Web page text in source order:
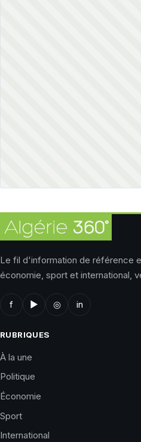
Le fil d'information de référence
économie, sport et international,
f ▶ ◎ in
RUBRIQUES
À la une
Politique
Économie
Sport
International